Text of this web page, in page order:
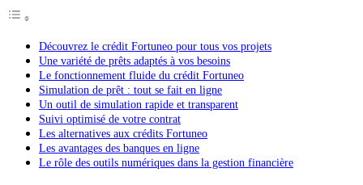
Découvrez le crédit Fortuneo pour tous vos projets
Une variété de prêts adaptés à vos besoins
Le fonctionnement fluide du crédit Fortuneo
Simulation de prêt : tout se fait en ligne
Un outil de simulation rapide et transparent
Suivi optimisé de votre contrat
Les alternatives aux crédits Fortuneo
Les avantages des banques en ligne
Le rôle des outils numériques dans la gestion financière